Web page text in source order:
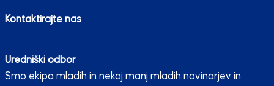
Kontaktirajte nas
Uredniški odbor
Smo ekipa mladih in nekaj manj mladih novinarjev in